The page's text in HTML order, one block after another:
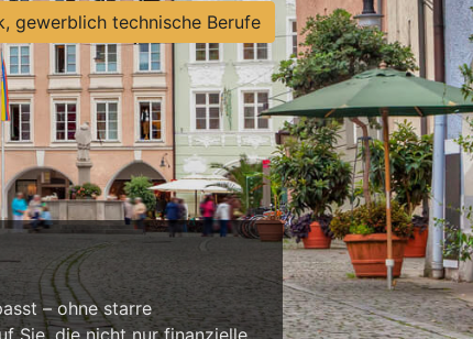
gewerblich technische Berufe
– ohne starre